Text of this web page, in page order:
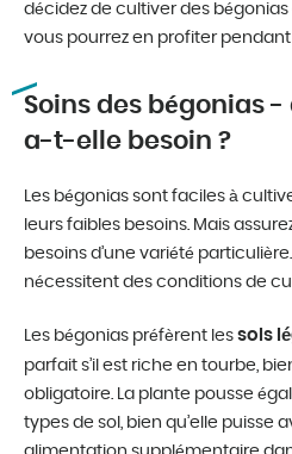
décidez de cultiver des bégonias
vous pourrez en profiter
Soins des bégonias
a-t-elle besoin ?
Les bégonias sont faciles à
leurs faibles besoins. Mais
besoins d’une variété
nécessitent des conditions de
Les bégonias préfèrent les sols
parfait s’il est riche en tourbe,
obligatoire. La plante pousse
types de sol, bien qu’elle puisse